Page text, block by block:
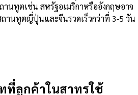
นทูตเช่น สหรัฐอเมริกาหรืออังกฤษอาจ
านทูตญี่ปุ่นและจีนรวดเร็วกว่าที่ 3-5 วัน
ที่ลูกค้าในสาทรใช้